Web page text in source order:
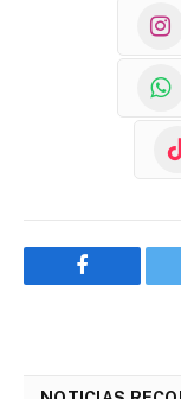
Facebook